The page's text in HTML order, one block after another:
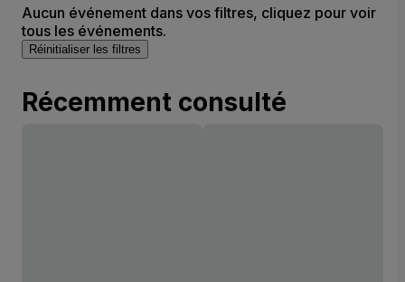
Aucun événement dans vos filtres, cliquez pour voir
tous les événements.
Réinitialiser les filtres
Récemment consulté